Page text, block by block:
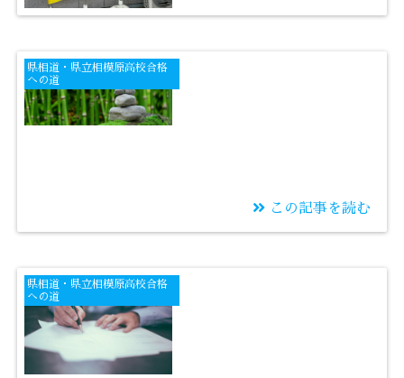
通」なのか？ 通知表
を見るときに親と子供
が絶対に知っておくべ
県相道・県立相模原高校合格
への道
るのか
この記事を読む
県相道・県立相模原高校合格
への道